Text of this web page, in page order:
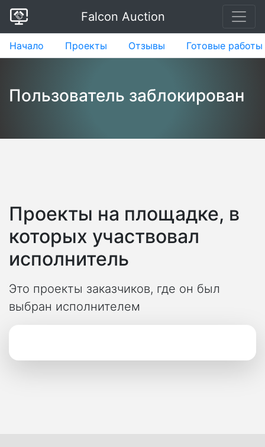
Falcon Auction
Начало Проекты Отзывы Готовые работы
Пользователь заблокирован
Проекты на площадке, в
которых участвовал
исполнитель
Это проекты заказчиков, где он был
выбран исполнителем